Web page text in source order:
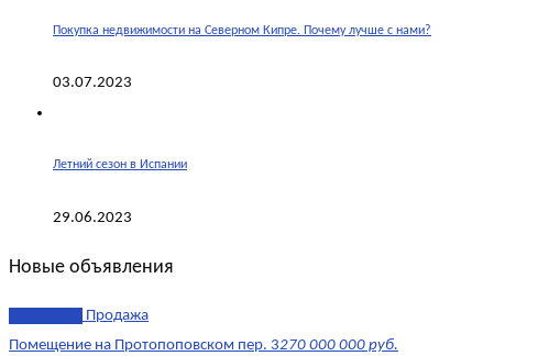
Покупка недвижимости на Северном Кипре. Почему лучше с нами?
03.07.2023
Летний сезон в Испании
29.06.2023
Новые объявления
Продажа
Помещение на Протопоповском пер. 3270 000 000 руб.